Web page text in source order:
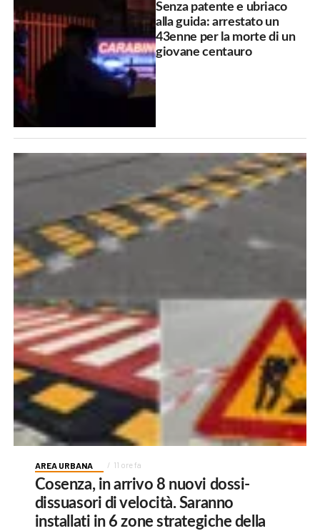
Senza patente e ubriaco
alla guida: arrestato un
43enne per la morte di un
giovane centauro
AREA URBANA 11 ore fa
Cosenza, in arrivo 8 nuovi dossi-
dissuasori di velocità. Saranno
installati in 6 zone strategiche della